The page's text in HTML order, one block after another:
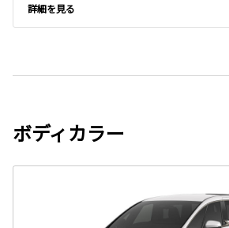
詳細を見る
ボディカラー